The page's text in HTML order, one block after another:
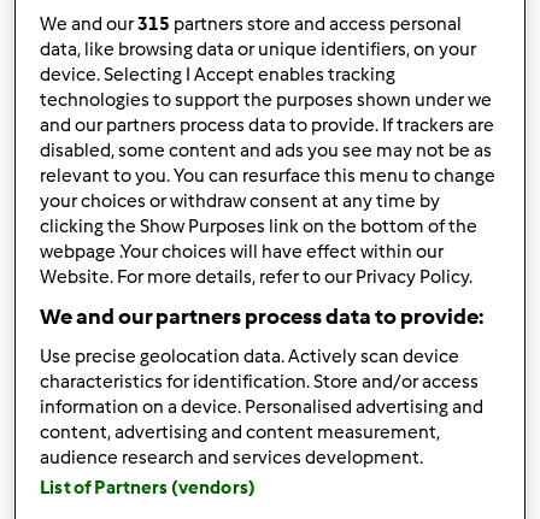
5 | Ultimo messaggio
Anonimo (non verificato)
Lun, 02/09/2015 - 11:39
ciao a tutti da due settimane ho ricevuto il mio bimby e
mi fa molto piacere entrare a far parte di questa
community.....non mi piace molto cucinare....ma con il
bimby siiiiiiiiii..........ah dimenticavo sono simona
We and our315 partners store and access personal
data, like browsing data or unique identifiers, on your
device. Selecting I Accept enables tracking
technologies to support the purposes shown under we
and our partners process data to provide. If trackers are
disabled, some content and ads you see may not be as
relevant to you. You can resurface this menu to change
your choices or withdraw consent at any time by
clicking the Show Purposes link on the bottom of the
webpage .Your choices will have effect within our
Website. For more details, refer to our Privacy Policy.
We and our partners process data to provide:
Use precise geolocation data. Actively scan device
characteristics for identification. Store and/or access
information on a device. Personalised advertising and
content, advertising and content measurement,
audience research and services development.
List of Partners (vendors)